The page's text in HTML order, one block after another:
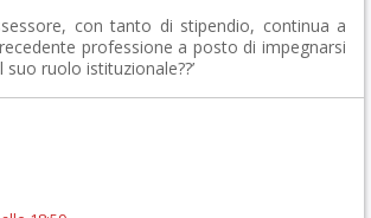
con tanto di stipendio, continua a
professione a posto di impegnarsi
ruolo istituzionale??’